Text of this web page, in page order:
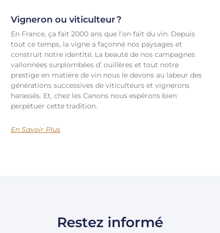
Vigneron ou viticulteur ?
En France, ça fait 2000 ans que l’on fait du vin. Depuis
tout ce temps, la vigne a façonné nos paysages et
construit notre identité. La beauté de nos campagnes
vallonnées surplombées d’ ouillères et tout notre
prestige en matière de vin nous le devons au labeur des
générations successives de viticulteurs et vignerons
harassés. Et, chez les Canons nous espérons bien
perpétuer cette tradition.
En Savoir Plus
Restez informé